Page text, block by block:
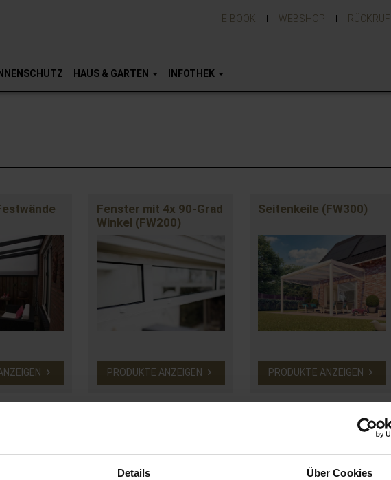
Details Über Cookies
E-BOOK WEBSHOP RÜCKRUF
HAUS & GARTEN INFOTHEK
Fenster mit 4x 90-Grad
Winkel (FW200)
PRODUKTE ANZEIGEN
Seitenkeile (FW300)
PRODUKTE ANZEIGEN